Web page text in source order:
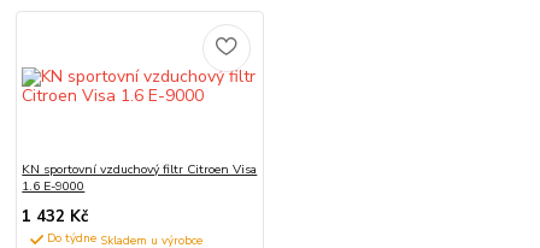
KN sportovní vzduchový filtr Citroen Visa
1.6 E-9000
1 432 Kč
Do týdne